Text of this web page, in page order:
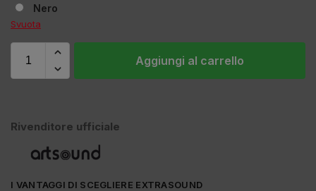
Nero
Svuota
Aggiungi al carrello
Rivenditore ufficiale
I VANTAGGI DI SCEGLIERE EXTRASOUND